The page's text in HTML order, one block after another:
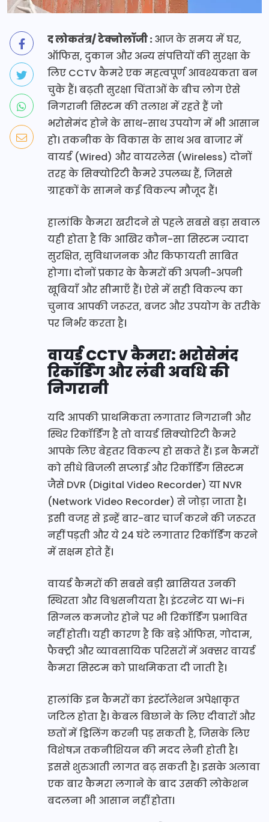
द लोकतंत्र/ टेक्नोलॉजी :आज के समय में घर,
ऑफिस, दुकान और अन्य संपत्तियों की सुरक्षा के
लिए CCTV कैमरे एक महत्वपूर्ण आवश्यकता बन
चुके हैं। बढ़ती सुरक्षा चिंताओं के बीच लोग ऐसे
निगरानी सिस्टम की तलाश में रहते हैं जो
भरोसेमंद होने के साथ-साथ उपयोग में भी आसान
हो। तकनीक के विकास के साथ अब बाजार में
वायर्ड (Wired) और वायरलेस (Wireless) दोनों
तरह के सिक्योरिटी कैमरे उपलब्ध हैं, जिससे
ग्राहकों के सामने कई विकल्प मौजूद हैं।
हालांकि कैमरा खरीदने से पहले सबसे बड़ा सवाल
यही होता है कि आखिर कौन-सा सिस्टम ज्यादा
सुरक्षित, सुविधाजनक और किफायती साबित
होगा। दोनों प्रकार के कैमरों की अपनी-अपनी
खूबियाँ और सीमाएँ हैं। ऐसे में सही विकल्प का
चुनाव आपकी जरूरत, बजट और उपयोग के तरीके
पर निर्भर करता है।
वायर्ड CCTV कैमरा: भरोसेमंद
रिकॉर्डिंग और लंबी अवधि की
निगरानी
यदि आपकी प्राथमिकता लगातार निगरानी और
स्थिर रिकॉर्डिंग है तो वायर्ड सिक्योरिटी कैमरे
आपके लिए बेहतर विकल्प हो सकते हैं। इन कैमरों
को सीधे बिजली सप्लाई और रिकॉर्डिंग सिस्टम
जैसे DVR (Digital Video Recorder) या NVR
(Network Video Recorder) से जोड़ा जाता है।
इसी वजह से इन्हें बार-बार चार्ज करने की जरूरत
नहीं पड़ती और ये 24 घंटे लगातार रिकॉर्डिंग करने
में सक्षम होते हैं।
वायर्ड कैमरों की सबसे बड़ी खासियत उनकी
स्थिरता और विश्वसनीयता है। इंटरनेट या Wi-Fi
सिग्नल कमजोर होने पर भी रिकॉर्डिंग प्रभावित
नहीं होती। यही कारण है कि बड़े ऑफिस, गोदाम,
फैक्ट्री और व्यावसायिक परिसरों में अक्सर वायर्ड
कैमरा सिस्टम को प्राथमिकता दी जाती है।
हालांकि इन कैमरों का इंस्टॉलेशन अपेक्षाकृत
जटिल होता है। केबल बिछाने के लिए दीवारों और
छतों में ड्रिलिंग करनी पड़ सकती है, जिसके लिए
विशेषज्ञ तकनीशियन की मदद लेनी होती है।
इससे शुरुआती लागत बढ़ सकती है। इसके अलावा
एक बार कैमरा लगाने के बाद उसकी लोकेशन
बदलना भी आसान नहीं होता।